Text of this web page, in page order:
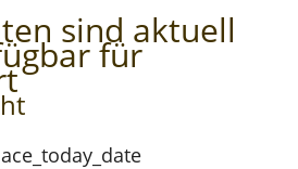
sind aktuell
für